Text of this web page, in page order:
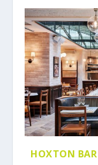
HOXTON